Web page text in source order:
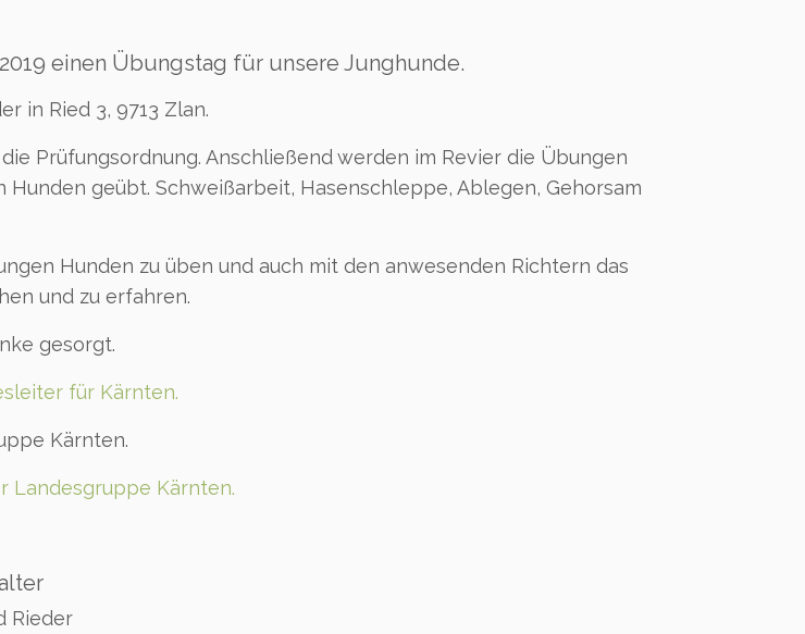
einen Übungstag für unsere Junghunde.
in Ried 3, 9713 Zlan.
Prüfungsordnung. Anschließend werden im Revier die Übungen
geübt. Schweißarbeit, Hasenschleppe, Ablegen, Gehorsam
Hunden zu üben und auch mit den anwesenden Richtern das
und zu erfahren.
gesorgt.
für Kärnten.
Kärnten.
Landesgruppe Kärnten.
Rieder